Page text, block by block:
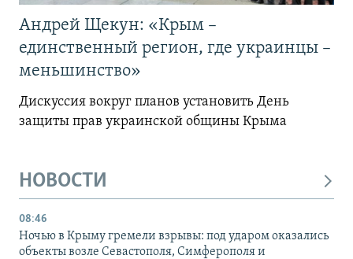
Андрей Щекун: «Крым –
единственный регион, где украинцы –
меньшинство»
Дискуссия вокруг планов установить День
защиты прав украинской общины Крыма
НОВОСТИ
08:46
Ночью в Крыму гремели взрывы: под ударом оказались
объекты возле Севастополя, Симферополя и